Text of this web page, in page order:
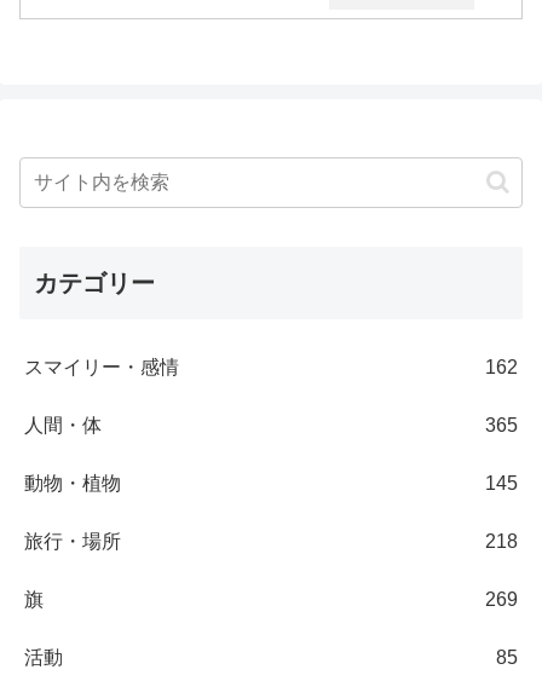
カテゴリー
スマイリー・感情 162
人間・体 365
動物・植物 145
旅行・場所 218
旗 269
活動 85